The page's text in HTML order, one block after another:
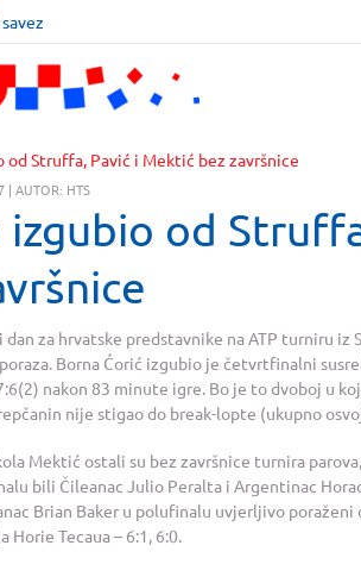
| AUTOR: HTS
izgubio od
za hrvatske predstavnike na ATP turniru iz
Borna Ćorić izgubio je četvrtfinalni
nakon 83 minute igre. Bo je to dvoboj u
nije stigao do break-lopte (ukupno
Mektić ostali su bez završnice turnira
bili Čileanac Julio Peralta i Argentinac
Brian Baker u polufinalu uvjerljivo
Horie Tecaua – 6:1, 6:0.